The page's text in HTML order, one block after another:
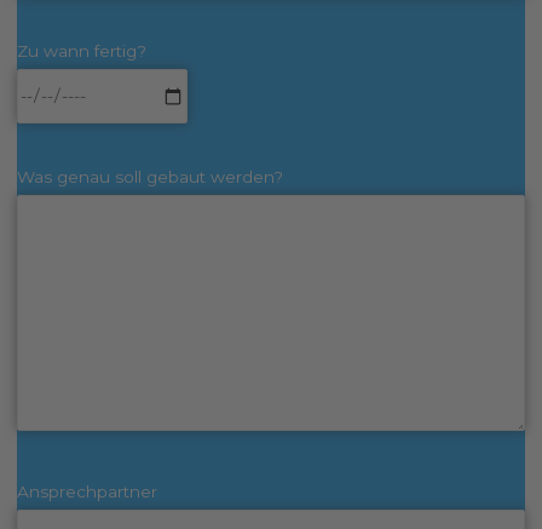
Zu wann fertig?
Was genau soll gebaut werden?
Ansprechpartner